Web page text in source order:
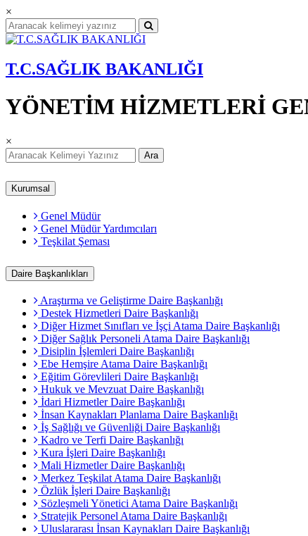
×
T.C.SAĞLIK BAKANLIĞI
YÖNETİM HİZMETLERİ
×
Ara
Kurumsal
Genel Müdür
Genel Müdür Yardımcıları
Teşkilat Şeması
Daire Başkanlıkları
Araştırma ve Geliştirme Daire Başkanlığı
Destek Hizmetleri Daire Başkanlığı
Diğer Hizmet Sınıfları ve İşçi Atama Daire Başkanlığı
Diğer Sağlık Personeli Atama Daire Başkanlığı
Disiplin İşlemleri Daire Başkanlığı
Ebe Hemşire Atama Daire Başkanlığı
Eğitim Görevlileri Daire Başkanlığı
Hukuk ve Mevzuat Daire Başkanlığı
İdari Hizmetler Daire Başkanlığı
İnsan Kaynakları Planlama Daire Başkanlığı
İş Sağlığı ve Güvenliği Daire Başkanlığı
Kadro ve Terfi Daire Başkanlığı
Kura İşleri Daire Başkanlığı
Mali Hizmetler Daire Başkanlığı
Merkez Teşkilat Atama Daire Başkanlığı
Özlük İşleri Daire Başkanlığı
Sözleşmeli Yönetici Atama Daire Başkanlığı
Stratejik Personel Atama Daire Başkanlığı
Uluslararası İnsan Kaynakları Daire Başkanlığı